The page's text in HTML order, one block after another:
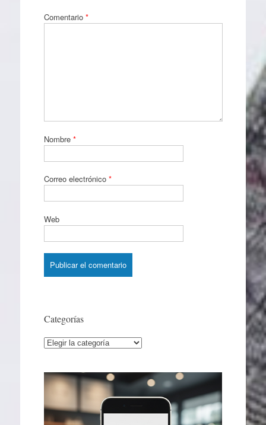
Comentario *
Nombre *
Correo electrónico *
Web
Categorías
Categorías